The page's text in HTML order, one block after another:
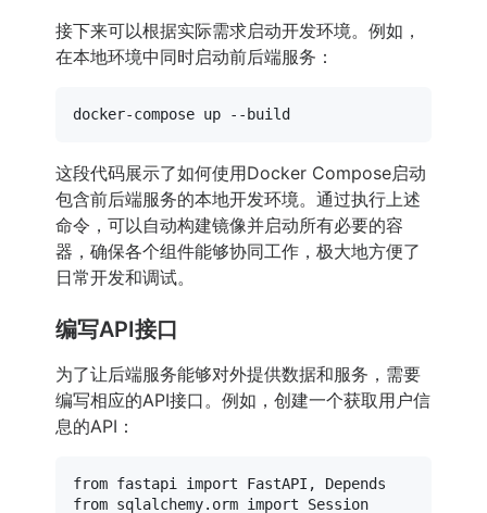
接下来可以根据实际需求启动开发环境。例如，
在本地环境中同时启动前后端服务：
这段代码展示了如何使用Docker Compose启动
包含前后端服务的本地开发环境。通过执行上述
命令，可以自动构建镜像并启动所有必要的容
器，确保各个组件能够协同工作，极大地方便了
日常开发和调试。
编写API接口
为了让后端服务能够对外提供数据和服务，需要
编写相应的API接口。例如，创建一个获取用户信
息的API：
from fastapi import
from sqlalchemy.orm import